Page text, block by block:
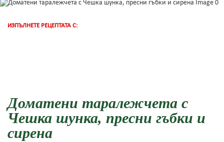
ИЗПЪЛНЕТЕ РЕЦЕПТАТА С:
Доматени таралежчета с
Чешка шунка, пресни гъбки и
сирена